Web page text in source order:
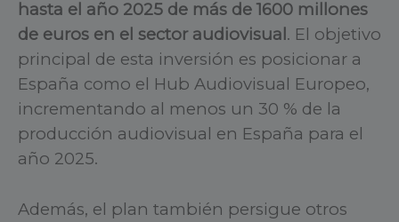
hasta el año 2025 de más de 1600 millones
de euros en el sector audiovisual . El objetivo
principal de esta inversión es posicionar a
España como el Hub Audiovisual Europeo,
incrementando al menos un 30 % de la
producción audiovisual en España para el
año 2025.
Además, el plan también persigue otros